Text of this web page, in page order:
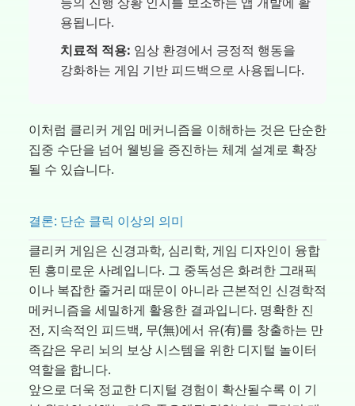
용됩니다.
치료적 적용: 임상 환경에서 긍정적 행동을
강화하는 게임 기반 피드백으로 사용됩니다.
이처럼 클리커 게임 메커니즘을 이해하는 것은 단순한
집중 수단을 넘어 웰빙을 증진하는 체계 설계로 확장
될 수 있습니다.
결론: 단순 클릭 이상의 의미
클리커 게임은 신경과학, 심리학, 게임 디자인이 융합
된 흥미로운 사례입니다. 그 중독성은 화려한 그래픽
이나 복잡한 줄거리 때문이 아니라 근본적인 신경학적
메커니즘을 세밀하게 활용한 결과입니다. 명확한 진
전, 지속적인 피드백, 무(無)에서 유(有)를 창출하는 만
족감은 우리 뇌의 보상 시스템을 위한 디지털 놀이터
역할을 합니다.
앞으로 더욱 정교한 디지털 경험이 확산될수록 이 기